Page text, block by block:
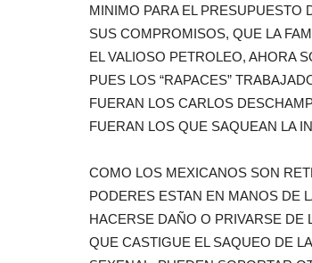
MINIMO PARA EL PRESUPUESTO
SUS COMPROMISOS, QUE LA
EL VALIOSO PETROLEO, AHORA
PUES LOS “RAPACES”
FUERAN LOS CARLOS
FUERAN LOS QUE SAQUEAN LA
COMO LOS MEXICANOS SON
PODERES ESTAN EN MANOS DE
HACERSE DAÑO O PRIVARSE DE
QUE CASTIGUE EL SAQUEO DE